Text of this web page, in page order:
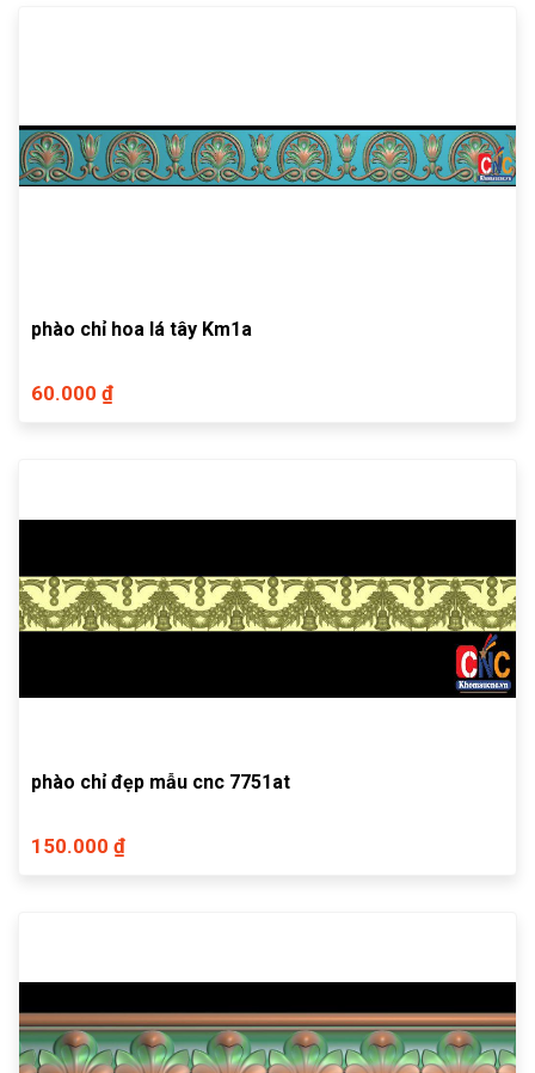
phào chỉ hoa lá tây Km1a
60.000 ₫
phào chỉ đẹp mẫu cnc 7751at
150.000 ₫